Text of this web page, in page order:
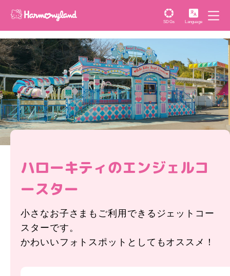
Language
SDGs
ハローキティのエンジェルコ
ースター
小さなお子さまもご利用できるジェットコー
スターです。
かわいいフォトスポットとしてもオススメ！